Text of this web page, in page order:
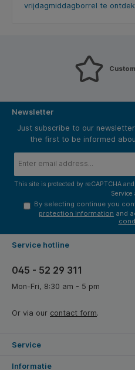
vrijdagmiddagborrel te
Newsletter
Just subscribe to our
the first to be informed
This site is protected by reCAPTCHA
Service
By selecting continue you
protection information and
Service hotline
045 - 52 29 311
Mon-Fri, 8:30 am - 5 pm
Or via our contact form.
Service
Informatie